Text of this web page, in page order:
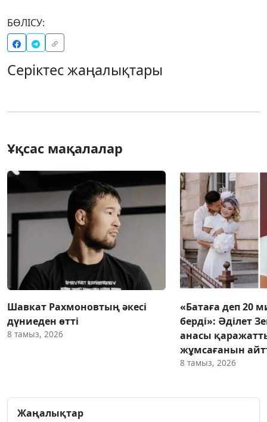
БӨЛІСУ:
Серіктес жаңалықтары
Ұқсас мақалалар
Шавкат Рахмоновтың әкесі
дүниеден өтті
8 тамыз, 2026
«Батаға деп 20
берді»: Әділет
анасы
жұмсағанын
8 тамыз, 2026
Жаңалықтар